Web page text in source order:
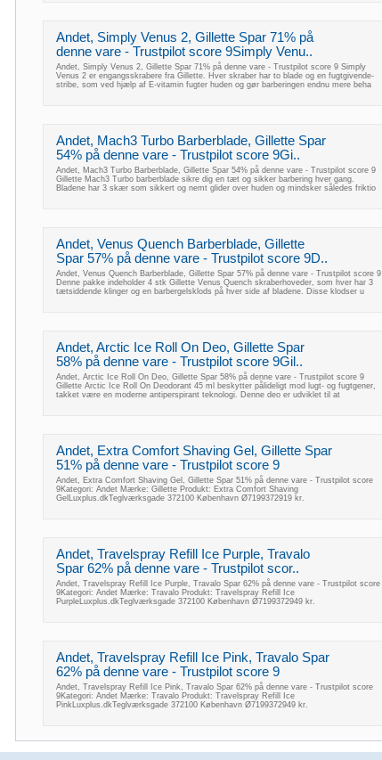
Andet, Simply Venus 2, Gillette Spar 71% på
denne vare - Trustpilot score 9Simply Venu..
Andet, Simply Venus 2, Gillette Spar 71% på denne vare - Trustpilot score 9 Simply
Venus 2 er engangsskrabere fra Gillette. Hver skraber har to blade og en fugtgivende-
stribe, som ved hjælp af E-vitamin fugter huden og gør barberingen endnu mere beha
Andet, Mach3 Turbo Barberblade, Gillette Spar
54% på denne vare - Trustpilot score 9Gi..
Andet, Mach3 Turbo Barberblade, Gillette Spar 54% på denne vare - Trustpilot score 9
Gillette Mach3 Turbo barberblade sikre dig en tæt og sikker barbering hver gang.
Bladene har 3 skær som sikkert og nemt glider over huden og mindsker således friktio
Andet, Venus Quench Barberblade, Gillette
Spar 57% på denne vare - Trustpilot score 9D..
Andet, Venus Quench Barberblade, Gillette Spar 57% på denne vare - Trustpilot score 9
Denne pakke indeholder 4 stk Gillette Venus Quench skraberhoveder, som hver har 3
tætsiddende klinger og en barbergelsklods på hver side af bladene. Disse klodser u
Andet, Arctic Ice Roll On Deo, Gillette Spar
58% på denne vare - Trustpilot score 9Gil..
Andet, Arctic Ice Roll On Deo, Gillette Spar 58% på denne vare - Trustpilot score 9
Gillette Arctic Ice Roll On Deodorant 45 ml beskytter pålideligt mod lugt- og fugtgener,
takket være en moderne antiperspirant teknologi. Denne deo er udviklet til at
Andet, Extra Comfort Shaving Gel, Gillette Spar
51% på denne vare - Trustpilot score 9
Andet, Extra Comfort Shaving Gel, Gillette Spar 51% på denne vare - Trustpilot score
9Kategori: Andet Mærke: Gillette Produkt: Extra Comfort Shaving
GelLuxplus.dkTeglværksgade 372100 København Ø7199372919 kr.
Andet, Travelspray Refill Ice Purple, Travalo
Spar 62% på denne vare - Trustpilot scor..
Andet, Travelspray Refill Ice Purple, Travalo Spar 62% på denne vare - Trustpilot score
9Kategori: Andet Mærke: Travalo Produkt: Travelspray Refill Ice
PurpleLuxplus.dkTeglværksgade 372100 København Ø7199372949 kr.
Andet, Travelspray Refill Ice Pink, Travalo Spar
62% på denne vare - Trustpilot score 9
Andet, Travelspray Refill Ice Pink, Travalo Spar 62% på denne vare - Trustpilot score
9Kategori: Andet Mærke: Travalo Produkt: Travelspray Refill Ice
PinkLuxplus.dkTeglværksgade 372100 København Ø7199372949 kr.